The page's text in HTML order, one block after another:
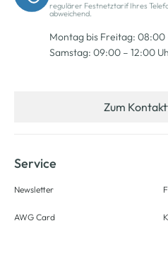
regulärer Festnetztarif Ihres
abweichend.
Montag bis Freitag:
Samstag: 09:00 – 12:00
Zum
Service
Newsletter
AWG Card